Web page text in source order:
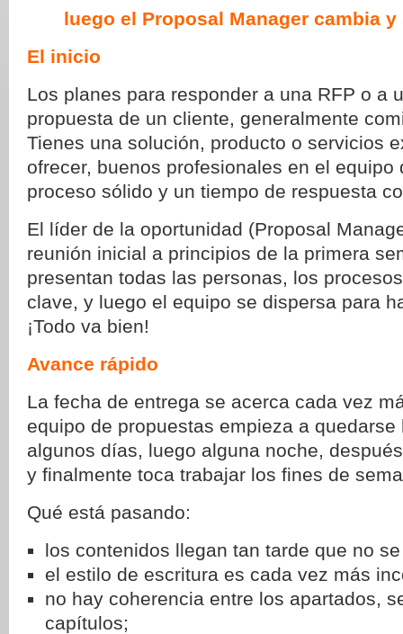
luego el Proposal Manager cambia y
El inicio
Los planes para responder a una RFP o a
propuesta de un cliente, generalmente
Tienes una solución, producto o servicios
ofrecer, buenos profesionales en el equipo
proceso sólido y un tiempo de respuesta
El líder de la oportunidad (Proposal
reunión inicial a principios de la primera
presentan todas las personas, los
clave, y luego el equipo se dispersa para
¡Todo va bien!
Avance rápido
La fecha de entrega se acerca cada vez
equipo de propuestas empieza a quedarse
algunos días, luego alguna noche,
y finalmente toca trabajar los fines de
Qué está pasando:
los contenidos llegan tan tarde que no
el estilo de escritura es cada vez más
no hay coherencia entre los apartados,
capítulos;